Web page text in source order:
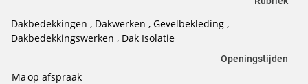
Dakbedekkingen Dakwerken
Gevelbekleding
Dakbedekkingswerken
Dak Isolatie
Openingstijden
Maop afspraak